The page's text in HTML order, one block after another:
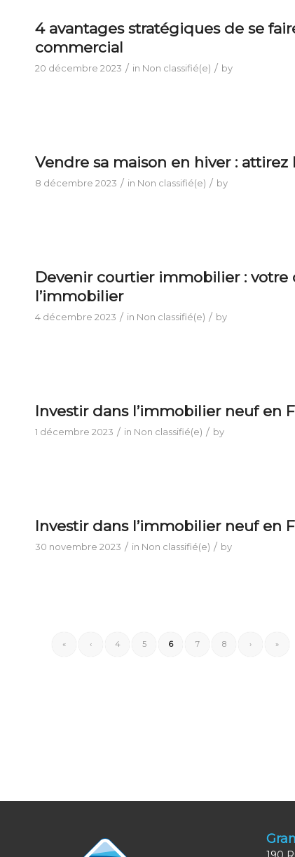
4 avantages stratégiques de se
commercial
20 décembre 2023 / in Non classifié(e) / by
Vendre sa maison en hiver : attirez
8 décembre 2023 / in Non classifié(e) / by
Devenir courtier immobilier : votre
l’immobilier
4 décembre 2023 / in Non classifié(e) / by
Investir dans l’immobilier neuf en
1 décembre 2023 / in Non classifié(e) / by
Investir dans l’immobilier neuf en
30 novembre 2023 / in Non classifié(e) / by
« ‹ 4 5 6 7 8 › »